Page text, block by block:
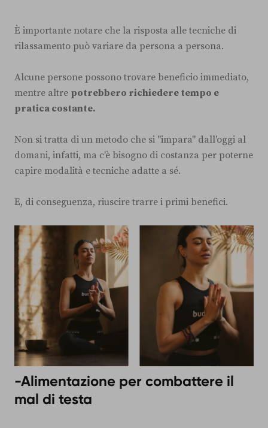
È importante notare che la risposta alle tecniche di
rilassamento può variare da persona a persona.
Alcune persone possono trovare beneficio immediato,
mentre altre potrebbero richiedere tempo e
pratica costante.
Non si tratta di un metodo che si "impara" dall'oggi al
domani, infatti, ma c'è bisogno di costanza per poterne
capire modalità e tecniche adatte a sé.
E, di conseguenza, riuscire trarre i primi benefici.
-Alimentazione per combattere il
mal di testa